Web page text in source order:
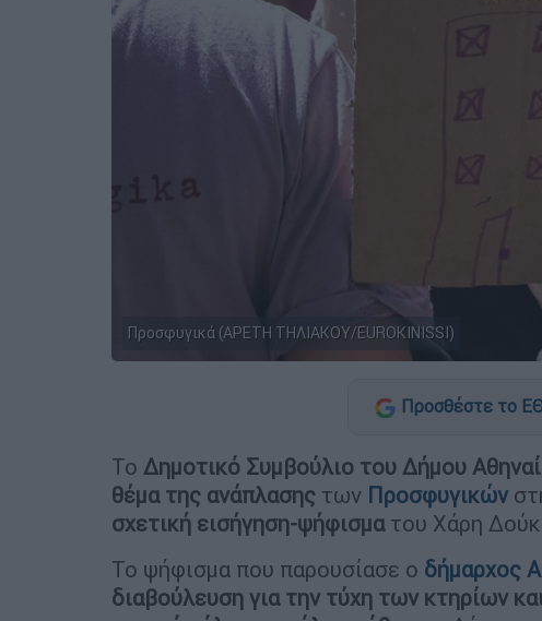
Προσφυγικά (ΑΡΕΤΗ ΤΗΛΙΑΚΟΥ/EUROKINISSI)
Προσθέστε το
Το Δημοτικό Συμβούλιο του Δήμου
θέμα της ανάπλασης των Προσφυγικών
σχετική εισήγηση-ψήφισματου Χάρη
Το ψήφισμα που παρουσίασε ο δήμαρχος
διαβούλευση για την τύχη των κτηρίων